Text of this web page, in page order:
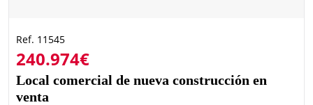
Ref. 11545
240.974€
Local comercial de nueva construcción en
venta